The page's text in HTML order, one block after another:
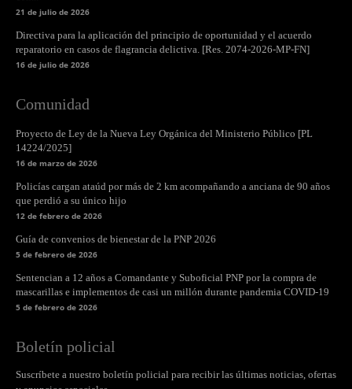
21 de julio de 2026
Directiva para la aplicación del principio de oportunidad y el acuerdo
reparatorio en casos de flagrancia delictiva. [Res. 2074-2026-MP-FN]
16 de julio de 2026
Comunidad
Proyecto de Ley de la Nueva Ley Orgánica del Ministerio Público [PL
14224/2025]
16 de marzo de 2026
Policías cargan ataúd por más de 2 km acompañando a anciana de 90 años
que perdió a su único hijo
12 de febrero de 2026
Guía de convenios de bienestar de la PNP 2026
5 de febrero de 2026
Sentencian a 12 años a Comandante y Suboficial PNP por la compra de
mascarillas e implementos de casi un millón durante pandemia COVID-19
5 de febrero de 2026
Boletín policial
Suscríbete a nuestro boletín policial para recibir las últimas noticias, ofertas